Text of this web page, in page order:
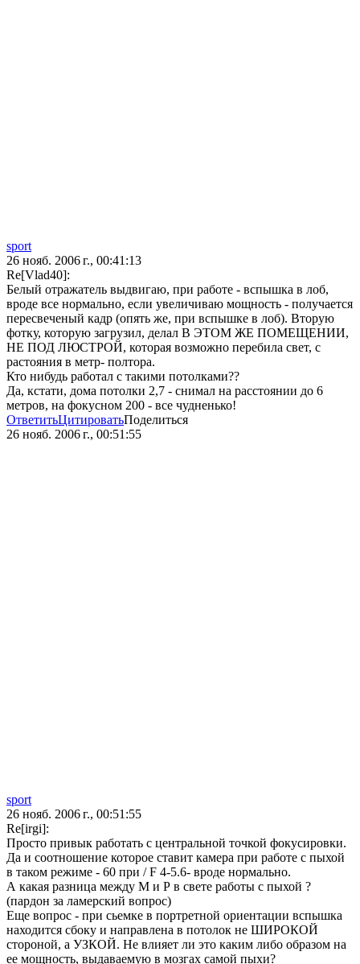
sport
26 нояб. 2006 г., 00:41:13
Re[Vlad40]:
Белый отражатель выдвигаю, при работе - вспышка в лоб,
вроде все нормально, если увеличиваю мощность - получается
пересвеченый кадр (опять же, при вспышке в лоб). Вторую
фотку, которую загрузил, делал В ЭТОМ ЖЕ ПОМЕЩЕНИИ,
НЕ ПОД ЛЮСТРОЙ, которая возможно перебила свет, с
растояния в метр- полтора.
Кто нибудь работал с такими потолками??
Да, кстати, дома потолки 2,7 - снимал на расстоянии до 6
метров, на фокусном 200 - все чудненько!
ОтветитьЦитироватьПоделиться
26 нояб. 2006 г., 00:51:55
sport
26 нояб. 2006 г., 00:51:55
Re[irgi]:
Просто привык работать с центральной точкой фокусировки.
Да и соотношение которое ставит камера при работе с пыхой
в таком режиме - 60 при / F 4-5.6- вроде нормально.
А какая разница между М и Р в свете работы с пыхой ?
(пардон за ламерский вопрос)
Еще вопрос - при сьемке в портретной ориентации вспышка
находится сбоку и направлена в потолок не ШИРОКОЙ
стороной, а УЗКОЙ. Не влияет ли это каким либо образом на
ее мощность, выдаваемую в мозгах самой пыхи?